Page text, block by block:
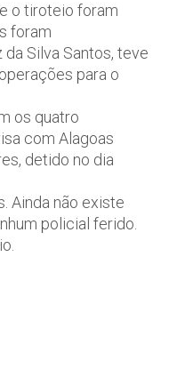
o tiroteio foram
foram
Silva Santos, teve
para o
os quatro
com Alagoas
detido no dia
Ainda não existe
policial ferido.